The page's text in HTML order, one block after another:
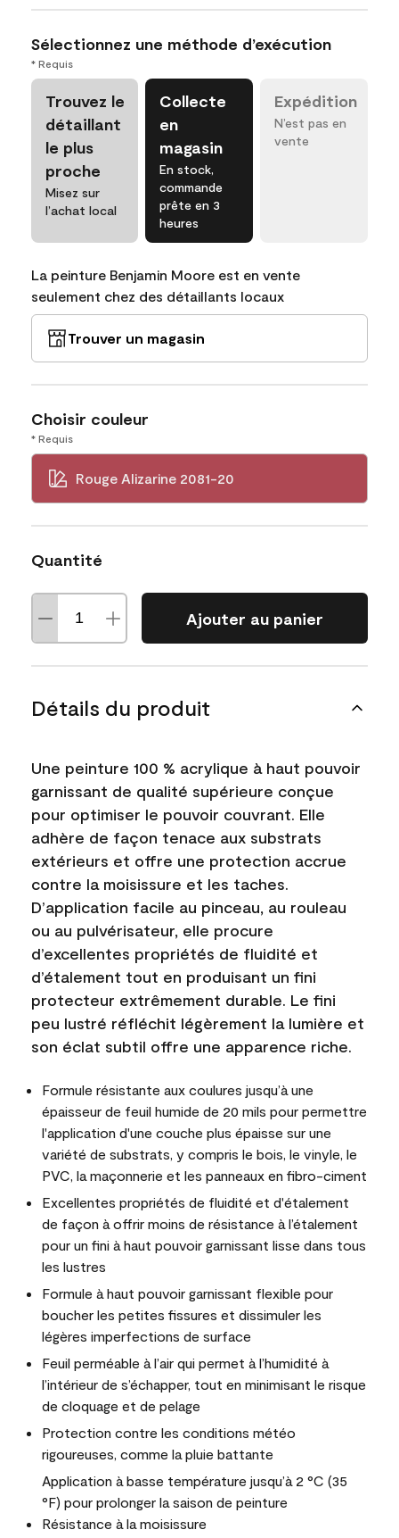
Sélectionnez une méthode d’exécution
* Requis
Trouvez le
détaillant
le plus
proche
Misez sur
l’achat local
Collecte
en
magasin
En stock,
commande
prête en 3
heures
Expédition
N’est pas en
vente
La peinture Benjamin Moore est en vente
seulement chez des détaillants locaux
Trouver un magasin
Choisir couleur
* Requis
Rouge Alizarine 2081-20
Quantité
Ajouter au panier
Détails du produit
Une peinture 100 % acrylique à haut pouvoir
garnissant de qualité supérieure conçue
pour optimiser le pouvoir couvrant. Elle
adhère de façon tenace aux substrats
extérieurs et offre une protection accrue
contre la moisissure et les taches.
D’application facile au pinceau, au rouleau
ou au pulvérisateur, elle procure
d’excellentes propriétés de fluidité et
d’étalement tout en produisant un fini
protecteur extrêmement durable. Le fini
peu lustré réfléchit légèrement la lumière et
son éclat subtil offre une apparence riche.
Formule résistante aux coulures jusqu’à une
épaisseur de feuil humide de 20 mils pour permettre
l'application d'une couche plus épaisse sur une
variété de substrats, y compris le bois, le vinyle, le
PVC, la maçonnerie et les panneaux en fibro-ciment
Excellentes propriétés de fluidité et d'étalement
de façon à offrir moins de résistance à l’étalement
pour un fini à haut pouvoir garnissant lisse dans tous
les lustres
Formule à haut pouvoir garnissant flexible pour
boucher les petites fissures et dissimuler les
légères imperfections de surface
Feuil perméable à l’air qui permet à l’humidité à
l’intérieur de s’échapper, tout en minimisant le risque
de cloquage et de pelage
Protection contre les conditions météo
rigoureuses, comme la pluie battante
Application à basse température jusqu’à 2 °C (35
°F) pour prolonger la saison de peinture
Résistance à la moisissure